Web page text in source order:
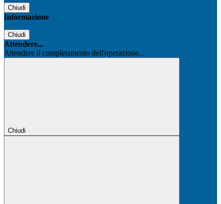
Chiudi
Informazione
Chiudi
Attendere...
Attendere il completamento dell'operazione...
Chiudi